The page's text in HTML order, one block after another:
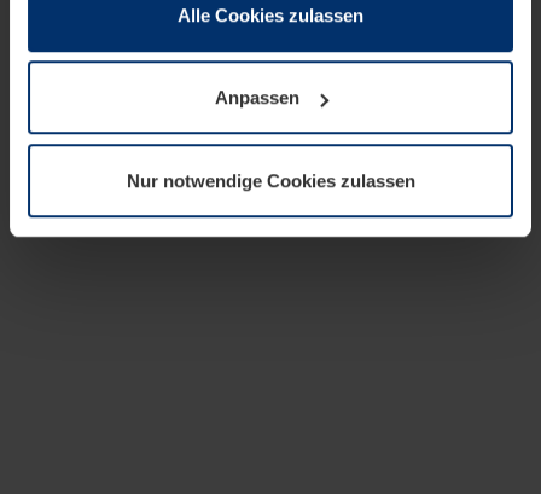
wenn diese für den Betrieb dieser Seite unbedingt
notwendig sind. Für alle anderen Cookie-Typen benötigen
wir Ihre Erlaubnis. Ihre Einwilligung können Sie jederzeit
Datenschutzerklärungunserer Website ändern oder
widerrufen.
Alle Cookies zulassen
Anpassen
Nur notwendige Cookies zulassen